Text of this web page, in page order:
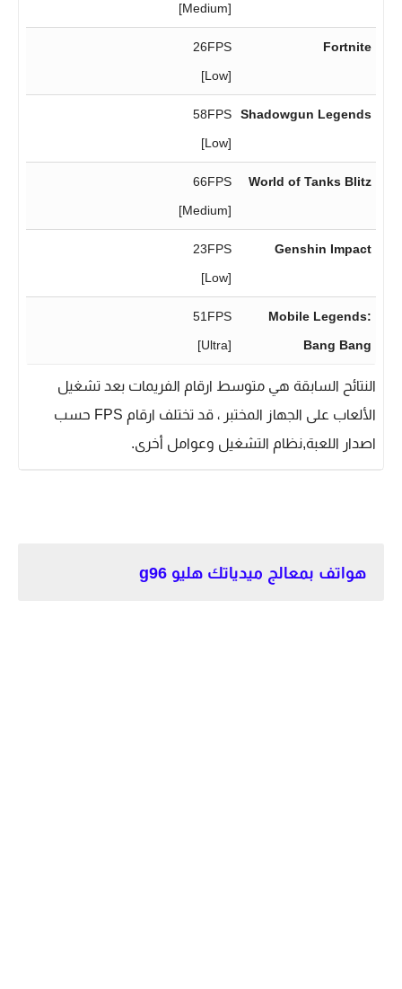
[Medium]
Fortnite
26FPS
[Low]
Shadowgun Legends
58FPS
[Low]
World of Tanks Blitz
66FPS
[Medium]
Genshin Impact
23FPS
[Low]
Mobile Legends:
Bang Bang
51FPS
[Ultra]
النتائح السابقة هي متوسط ارقام الفريمات بعد تشغيل
الألعاب على الجهاز المختبر ، قد تختلف ارقام FPS حسب
اصدار اللعبة,نظام التشغيل وعوامل أخرى.
هواتف بمعالج ميدياتك هليو g96